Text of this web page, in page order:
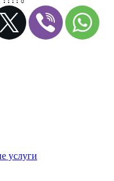
услуги